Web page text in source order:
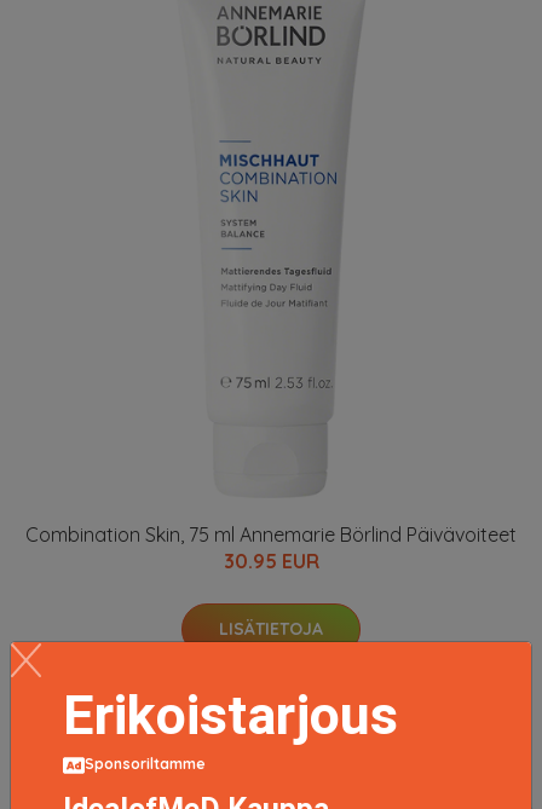
Combination Skin, 75 ml Annemarie Börlind Päivävoiteet
30.95 EUR
LISÄTIETOJA
Erikoistarjous
Sponsoriltamme